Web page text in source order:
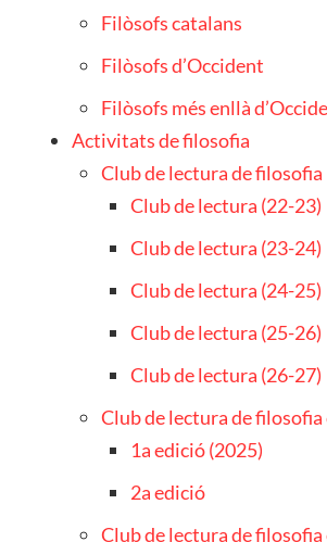
Filòsofs catalans
Filòsofs d’Occident
Filòsofs més enllà
Activitats de filosofia
Club de lectura de filosofia
Club de lectura (22-23)
Club de lectura (23-24)
Club de lectura (24-25)
Club de lectura (25-26)
Club de lectura (26-27)
Club de lectura de filosofia
1a edició (2025)
2a edició
Club de lectura de filosofia